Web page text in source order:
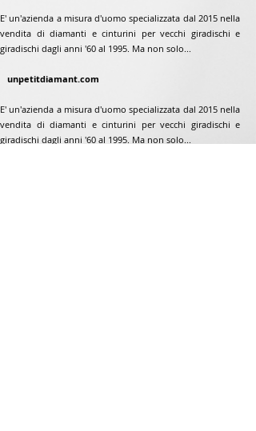
E' un'azienda a misura d'uomo specializzata dal 2015 nella
vendita di diamanti e cinturini per vecchi giradischi e
giradischi dagli anni '60 al 1995. Ma non solo...
unpetitdiamant.com
E' un'azienda a misura d'uomo specializzata dal 2015 nella
vendita di diamanti e cinturini per vecchi giradischi e
giradischi dagli anni '60 al 1995. Ma non solo...